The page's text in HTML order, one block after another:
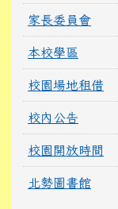
家長委員會
本校學區
校園場地租借
校內公告
校園開放時間
北勢圖書館